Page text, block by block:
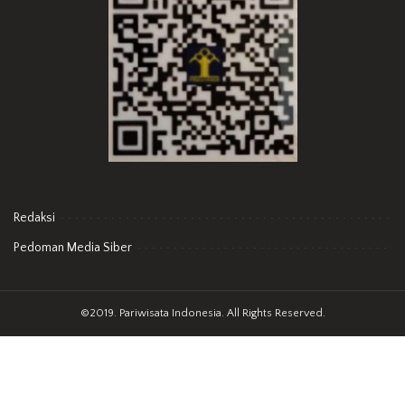
Redaksi
Pedoman Media Siber
©2019. Pariwisata Indonesia. All Rights Reserved.